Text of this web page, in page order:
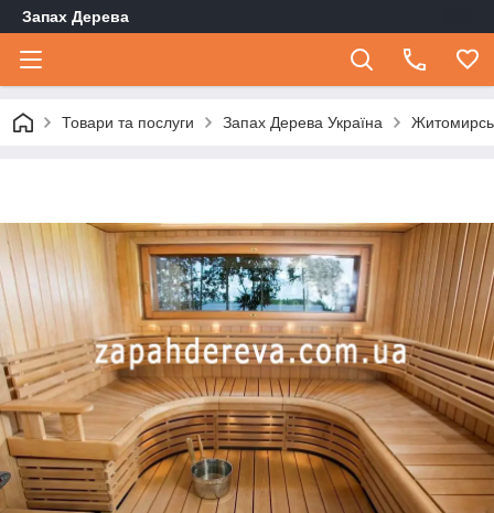
Запах Дерева
Товари та послуги Запах Дерева Україна